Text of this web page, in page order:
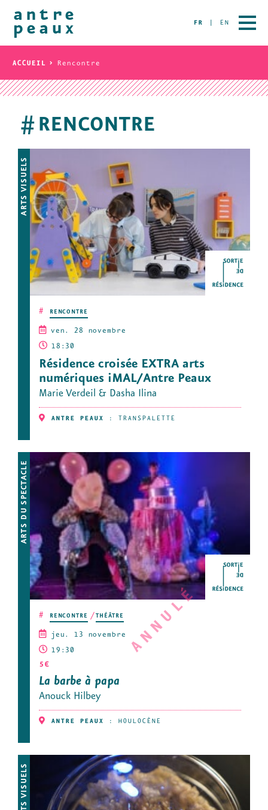
FR EN
ACCUEIL Rencontre
# RENCONTRE
ARTS VISUELS
# RENCONTRE
ven. 28 novembre
18:30
Résidence croisée EXTRA arts
numériques iMAL/Antre Peaux
Marie Verdeil & Dasha Ilina
ANTRE PEAUX : TRANSPALETTE
ARTS DU SPECTACLE
ANNULÉ
# RENCONTRE THÉÂTRE
jeu. 13 novembre
19:30
5€
La barbe à papa
Anouck Hilbey
ANTRE PEAUX : HOULOCÈNE
ARTS VISUELS